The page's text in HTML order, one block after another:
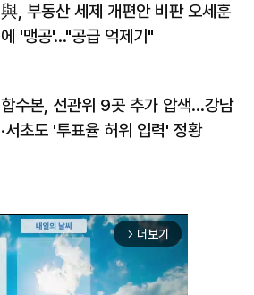
與, 부동산 세제 개편안 비판 오세훈
에 '맹공'…"공급 억제기"
합수본, 선관위 9곳 추가 압색…강남
·서초도 '투표율 허위 입력' 정황
arrow_forward_ios 더보기